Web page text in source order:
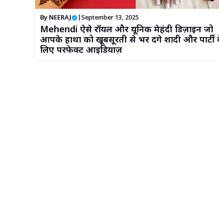
By NEERAJ September 13, 2025
Mehendi ऐसे रॉयल और यूनिक मेहंदी डिज़ाइन जो
आपके हाथों को खूबसूरती से भर देंगे शादी और पार्टी
लिए परफेक्ट आइडियाज़